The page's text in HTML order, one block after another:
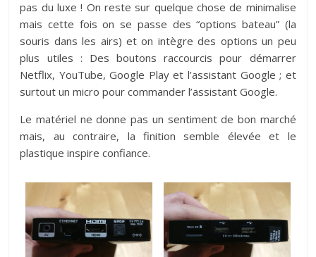
pas du luxe ! On reste sur quelque chose de minimalise
mais cette fois on se passe des “options bateau” (la
souris dans les airs) et on intègre des options un peu
plus utiles : Des boutons raccourcis pour démarrer
Netflix, YouTube, Google Play et l’assistant Google ; et
surtout un micro pour commander l’assistant Google.
Le matériel ne donne pas un sentiment de bon marché
mais, au contraire, la finition semble élevée et le
plastique inspire confiance.